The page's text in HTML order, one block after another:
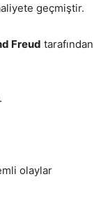
geçmiştir.
Freud tarafından
olaylar